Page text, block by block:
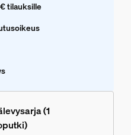
tilauksille
(1